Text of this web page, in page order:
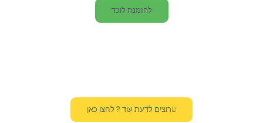
להזמנת לוכד
רוצים לדעת עוד ? לחצו כאן